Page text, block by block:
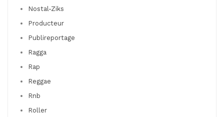
Nostal-Ziks
Producteur
Publireportage
Ragga
Rap
Reggae
Rnb
Roller